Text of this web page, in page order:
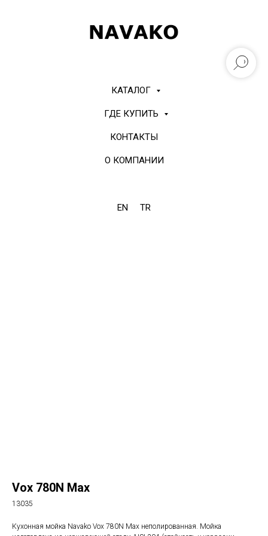
КАТАЛОГ
ГДЕ КУПИТЬ
КОНТАКТЫ
О КОМПАНИИ
EN TR
Vox 780N Max
13035
Кухонная мойка Navako Vox 780N Max неполированная. Мойка